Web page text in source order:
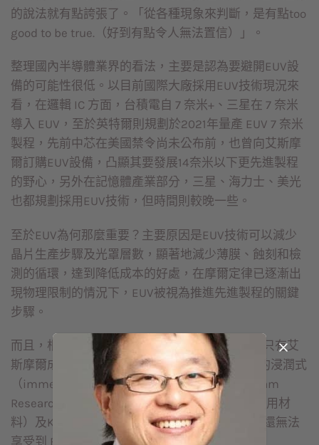
的說法就有點誇張了。「從各種現象來判斷，是有點too
good to be true.（好到有點令人無法置信）」。
整理國內半導體業界的看法，主要是認為要避開EUV設
備的可能性很低。以目前國際大廠採用EUV技術現況來
看，在邏輯 IC 方面，台積電自 7 奈米+、三星在 7 奈米
導入 EUV，至於英特爾則規劃於2021年量產 EUV 7 奈米
製程，先前中芯在美國禁令尚未公布前，也曾向艾斯摩
爾訂購EUV設備，凸顯其要發展14奈米以下更先進製程
的野心，另外在記憶體產業部分，三星、海力士、美光
也都規劃採用EUV技術，但時間則較晚一些。
至於EUV為何那麼重要？主要原因是EUV技術可以減少
晶片生產步驟及光罩層數，顯著地減少薄膜、蝕刻和檢
測的循環，達到降低成本的好處，在摩爾定律已逐漸出
現物理限制的情況下，EUV被視為推進先進製程的關鍵
步驟。
而且，根據半導體設備商的說法，由於目前EUV只有艾
斯摩爾成功開發出來，7奈米技術之前普遍使用的浸潤式
（immersion）微影工藝，主要設備供應商是 Lam
Research（科林研發）、Applied Materials（應用材
料）及KLA Tencor（科磊）等公司，這些公司都還無法
享受到 EUV 世代的成長機會。